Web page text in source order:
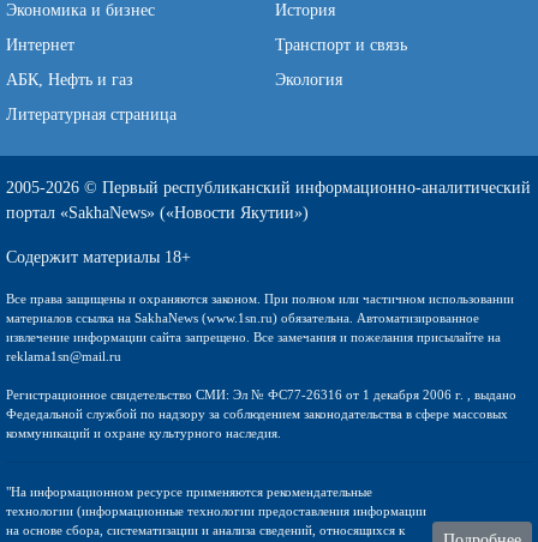
Экономика и бизнес
История
Интернет
Транспорт и связь
АБК, Нефть и газ
Экология
Литературная страница
2005-2026 © Первый республиканский информационно-аналитический
портал «SakhaNews» («Новости Якутии»)
Содержит материалы 18+
Все права защищены и охраняются законом. При полном или частичном использовании
материалов ссылка на SakhaNews (www.1sn.ru) обязательна. Автоматизированное
извлечение информации сайта запрещено. Все замечания и пожелания присылайте на
reklama1sn@mail.ru
Регистрационное свидетельство СМИ: Эл № ФС77-26316 от 1 декабря 2006 г. , выдано
Федедальной службой по надзору за соблюдением законодательства в сфере массовых
коммуникаций и охране культурного наследия.
"На информационном ресурсе применяются рекомендательные
технологии (информационные технологии предоставления информации
на основе сбора, систематизации и анализа сведений, относящихся к